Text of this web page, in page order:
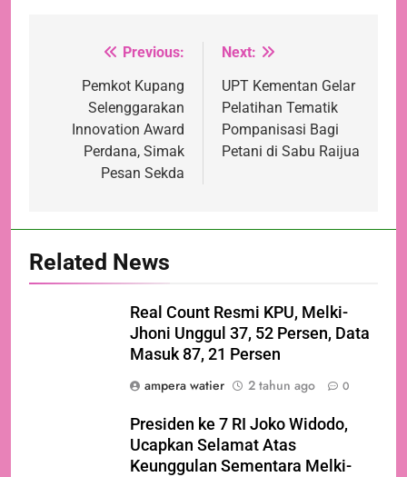
NavigasiPrevious:
Pemkot Kupang
Selenggarakan
Innovation Award
Perdana, Simak
Pesan Sekda
Next:
UPT Kementan Gelar
Pelatihan Tematik
Pompanisasi Bagi
Petani di Sabu Raijua
Related News
Real Count Resmi KPU, Melki-
Jhoni Unggul 37, 52 Persen, Data
Masuk 87, 21 Persen
ampera watier
2 tahun ago 0
Presiden ke 7 RI Joko Widodo,
Ucapkan Selamat Atas
Keunggulan Sementara Melki-